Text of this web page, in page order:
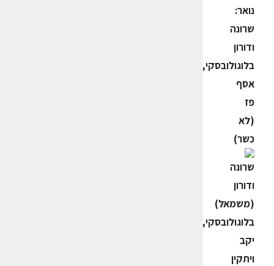
נואר:
שרונה
ודורון
בלוגולובסקי,
אסף
פז
(לא
כשר)